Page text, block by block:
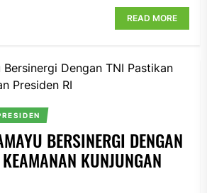
READ MORE
BERSINERGI DENGAN
KUNJUNGAN